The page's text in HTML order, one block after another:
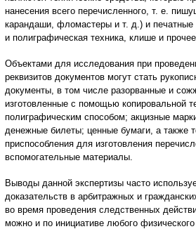
нанесения всего перечисленного, т. е.
карандаши, фломастеры и т. д.) и
и полиграфическая техника, клише и
Объектами для исследования при
реквизитов документов могут стать
документы, в том числе разорванные и
изготовленные с помощью копировальной
полиграфическим способом; акцизные
денежные билеты; ценные бумаги, а также
приспособления для изготовления
вспомогательные материалы.
Выводы данной экспертизы часто
доказательств в арбитражных и
во время проведения следственных
можно и по инициативе любого